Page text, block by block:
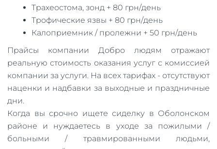
Трахеостома, зонд + 80 грн/день
Трофические язвы + 80 грн/день
Калоприемник / пролежни + 50 грн/день
​Прайсы компании Добро людям отражают
реальную стоимость оказания услуг с комиссией
компании за услуги. На всех тарифах - отсутствуют
наценки и надбавки за выходные и праздничные
дни.
Когда вы срочно ищете сиделку в Оболонском
районе и нуждаетесь в уходе за пожилыми /
больными / травмированными людьми,